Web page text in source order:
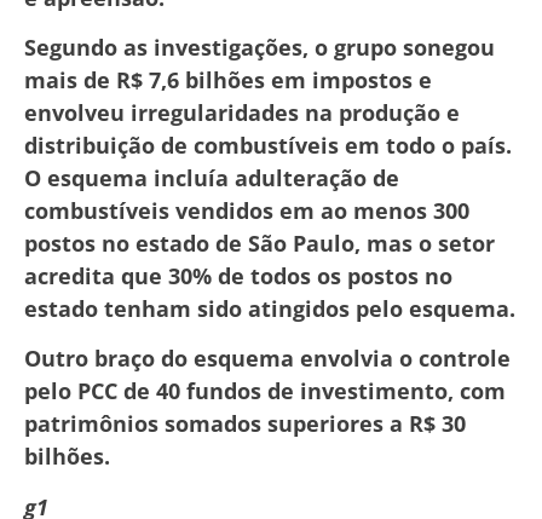
Segundo as investigações, o grupo sonegou
mais de R$ 7,6 bilhões em impostos e
envolveu irregularidades na produção e
distribuição de combustíveis em todo o país.
O esquema incluía adulteração de
combustíveis vendidos em ao menos 300
postos no estado de São Paulo, mas o setor
acredita que 30% de todos os postos no
estado tenham sido atingidos pelo esquema.
Outro braço do esquema envolvia o controle
pelo PCC de 40 fundos de investimento, com
patrimônios somados superiores a R$ 30
bilhões.
g1